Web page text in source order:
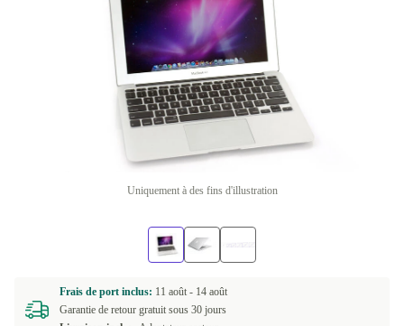
Uniquement à des fins d'illustration
Frais de port inclus: 11 août - 14 août
Garantie de retour gratuit sous 30 jours